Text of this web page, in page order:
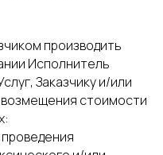
производить
Исполнитель
Заказчику и/или
стоимости